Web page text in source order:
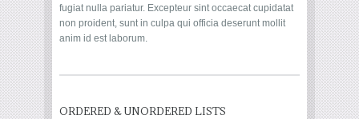
fugiat nulla pariatur. Excepteur sint occaecat cupidatat
non proident, sunt in culpa qui officia deserunt mollit
anim id est laborum.
ORDERED & UNORDERED LISTS